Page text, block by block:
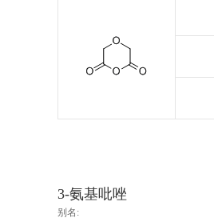
3-氨基吡唑
别名: